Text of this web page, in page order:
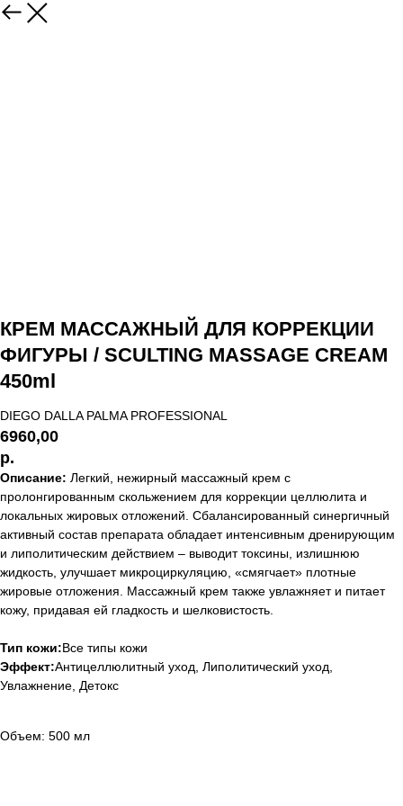
КРЕМ МАССАЖНЫЙ ДЛЯ КОРРЕКЦИИ
ФИГУРЫ / SCULTING MASSAGE CREAM
450ml
DIEGO DALLA PALMA PROFESSIONAL
6960,00
р.
Описание: Легкий, нежирный массажный крем с
пролонгированным скольжением для коррекции целлюлита и
локальных жировых отложений. Сбалансированный синергичный
активный состав препарата обладает интенсивным дренирующим
и липолитическим действием – выводит токсины, излишнюю
жидкость, улучшает микроциркуляцию, «смягчает» плотные
жировые отложения. Массажный крем также увлажняет и питает
кожу, придавая ей гладкость и шелковистость.
Тип кожи:Все типы кожи
Эффект:Антицеллюлитный уход, Липолитический уход,
Увлажнение, Детокс
Объем: 500 мл